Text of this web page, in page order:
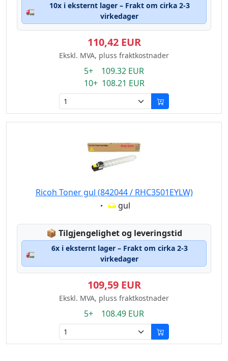
🚛
10x i eksternt lager – Frakt om cirka 2-3
virkedager
110,42 EUR
Ekskl. MVA, pluss fraktkostnader
5+ 109.32 EUR
10+ 108.21 EUR
Ricoh Toner gul (842044 / RHC3501EYLW)
Eigenschaft:
gul
📦 Lagerstatus:
Tilgjengelighet og leveringstid
🚛
6x i eksternt lager – Frakt om cirka 2-3
virkedager
109,59 EUR
Ekskl. MVA, pluss fraktkostnader
5+ 108.49 EUR